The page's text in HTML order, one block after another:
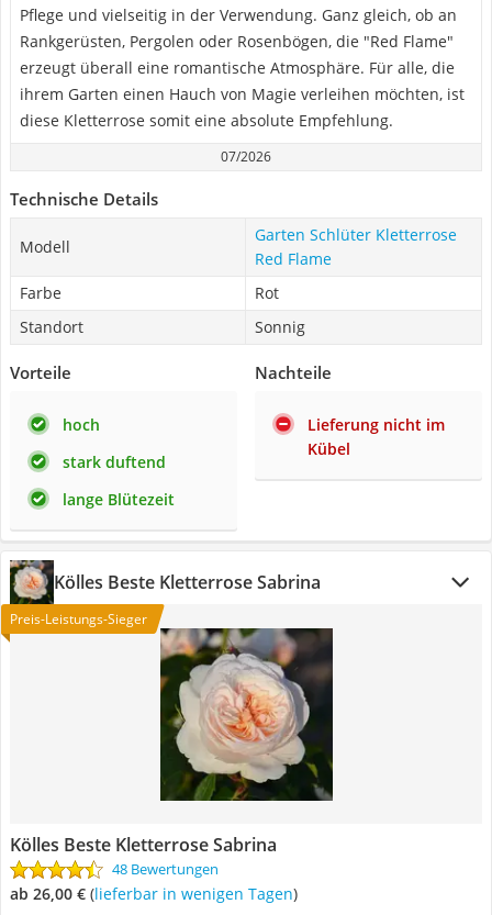
Pflege und vielseitig in der Verwendung. Ganz gleich, ob an
Rankgerüsten, Pergolen oder Rosenbögen, die "Red Flame"
erzeugt überall eine romantische Atmosphäre. Für alle, die
ihrem Garten einen Hauch von Magie verleihen möchten, ist
diese Kletterrose somit eine absolute Empfehlung.
07/2026
Technische Details
Modell
Garten Schlüter Kletterrose
Red Flame
Farbe
Rot
Standort
Sonnig
Vorteile
hoch
stark duftend
lange Blütezeit
Nachteile
Lieferung nicht im
Kübel
Kölles Beste Kletterrose Sabrina
Preis-Leistungs-Sieger
Kölles Beste Kletterrose Sabrina
48 Bewertungen
ab 26,00 € ( Lieferbar in wenigen Tagen)